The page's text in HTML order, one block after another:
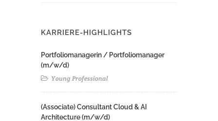
KARRIERE-HIGHLIGHTS
Portfoliomanagerin / Portfoliomanager
(m/w/d)
Young Professional
(Associate) Consultant Cloud & AI
Architecture (m/w/d)​ ​